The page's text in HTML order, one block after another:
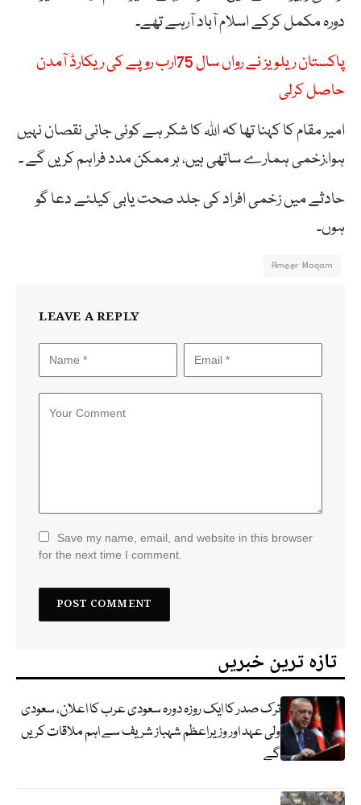
دورہ مکمل کرکے اسلام آباد آرہے تھے۔
پاکستان ریلویز نے رواں سال 75ارب روپے کی ریکارڈ آمدن
حاصل کرلی
امیر مقام کا کہنا تھا کہ اللہ کا شکر ہے کوئی جانی نقصان نہیں
ہوا،زخمی ہمارے ساتھی ہیں، ہر ممکن مدد فراہم کریں گے ۔
حادثے میں زخمی افراد کی جلد صحت یابی کیلئے دعا گو
ہوں۔
Ameer Maqam
LEAVE A REPLY
Save my name, email, and website in this browser
for the next time I comment.
تازہ ترین خبریں
ترک صدر کا ایک روزہ دورہ سعودی عرب کا اعلان، سعودی
ولی عہد اور وزیراعظم شہباز شریف سے اہم ملاقات کریں
گے